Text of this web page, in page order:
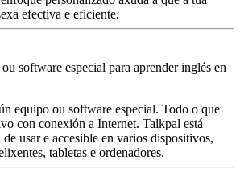
efectiva e eficiente.
software especial para aprender inglés en
equipo ou software especial. Todo o que
con conexión a Internet. Talkpal está
usar e accesible en varios dispositivos,
tabletas e ordenadores.